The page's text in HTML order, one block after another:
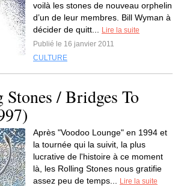
voilà les stones de nouveau orphelin
d’un de leur membres. Bill Wyman à
décider de quitt...
Lire la suite
Publié le 16 janvier 2011
CULTURE
/ Bridges To
Après "Voodoo Lounge" en 1994 et
la tournée qui la suivit, la plus
lucrative de l'histoire à ce moment
là, les Rolling Stones nous gratifie
assez peu de temps...
Lire la suite